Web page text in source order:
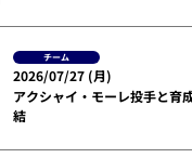
チーム
2026/07/27 (月)
アクシャイ・モーレ投手と育
結